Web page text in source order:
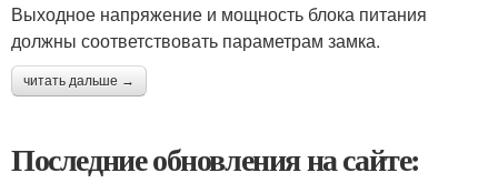
Выходное напряжение и мощность блока питания
должны соответствовать параметрам замка.
читать дальше →
Последние обновления на сайте: